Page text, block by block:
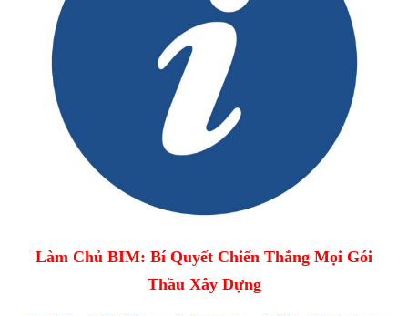
Làm Chủ BIM: Bí Quyết Chiến Thắng Mọi Gói
Thầu Xây Dựng